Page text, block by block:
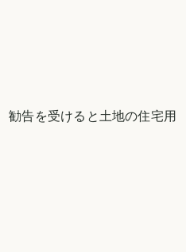
勧告を受けると土地の住宅用